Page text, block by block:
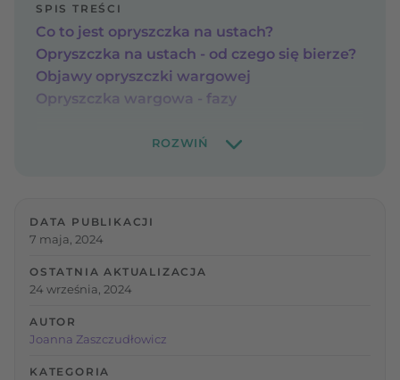
SPIS TREŚCI
Co to jest opryszczka na ustach?
Opryszczka na ustach - od czego się bierze?
Objawy opryszczki wargowej
Opryszczka wargowa - fazy
DATA PUBLIKACJI
7 maja, 2024
OSTATNIA AKTUALIZACJA
24 września, 2024
AUTOR
Joanna Zaszczudłowicz
KATEGORIA